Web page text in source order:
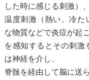
した時に感じる刺激）、
温度刺激（熱い、冷た
な物質などで炎症が起
を感知するとその刺
は神経を介し、
脊髄を経由して脳に送